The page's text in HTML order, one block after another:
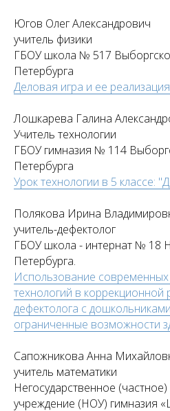
Югов Олег Александрович
учитель физики
ГБОУ школа № 517
Петербурга
Деловая игра и ее
Лошкарева Галина
Учитель технологии
ГБОУ гимназия № 114
Петербурга
Урок технологии в 5 классе:
Полякова Ирина
учитель-дефектолог
ГБОУ школа - интернат № 18
Петербурга.
Использование
технологий в коррекционной
дефектолога с
ограниченные возможности
Сапожникова Анна
учитель математики
Негосударственное
учреждение (НОУ) гимназия